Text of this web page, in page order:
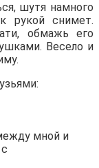
шутя намного
рукой снимет.
обмажь его
Весело и
мной и